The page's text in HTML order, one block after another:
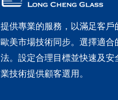
提供專業的服務，以滿足客戶
歐美市場技術同步。選擇適
法。設定合理目標並快速及
業技術提供顧客選用。